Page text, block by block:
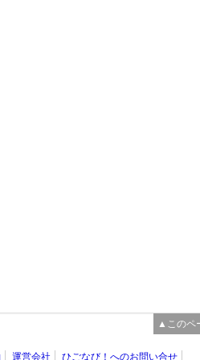
▲このペ
運営会社 ひごなび！へのお問い合せ